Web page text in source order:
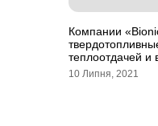
Компании
теплоотдачей
10 Липня, 2021